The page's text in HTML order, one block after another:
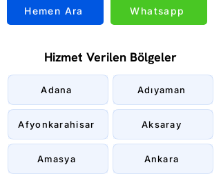
Hemen Ara Whatsapp
Hizmet Verilen Bölgeler
Adana
Afyonkarahisar
Amasya
Adıyaman
Aksaray
Ankara